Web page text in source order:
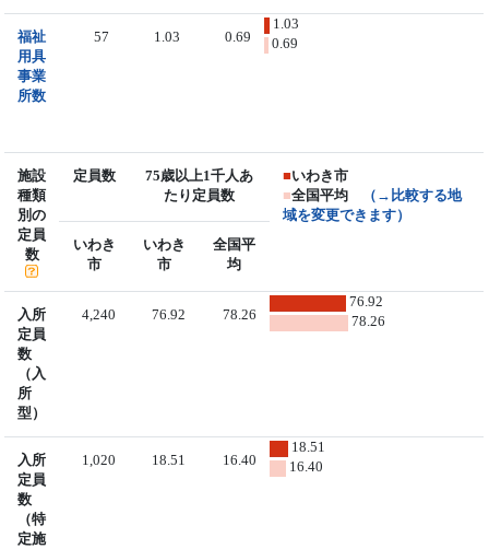
福祉
用具
事業
所数
57 1.03 0.69
1.03
0.69
施設
種類
別の
定員
数
定員数
75歳以上1千人あ
たり定員数
■いわき市
■全国平均
（→比較する地
域を変更できます）
いわき
市
いわき
市
全国平
均
入所
定員
数
（入
所
型）
4,240 76.92 78.26
76.92
78.26
入所
定員
数
（特
定施
1,020 18.51 16.40
18.51
16.40